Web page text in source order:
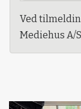
Ved
Mediehus A/